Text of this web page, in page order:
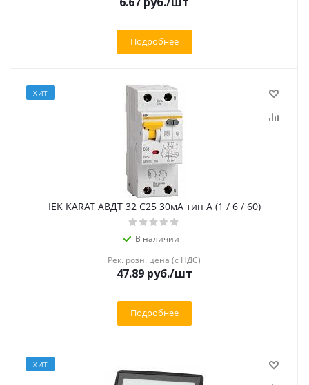
Подробнее
ХИТ
IEK KARAT АВДТ 32 C25 30мА тип A (1 / 6 / 60)
В наличии
Рек. розн. цена (с НДС)
47.89 руб./шт
Подробнее
ХИТ